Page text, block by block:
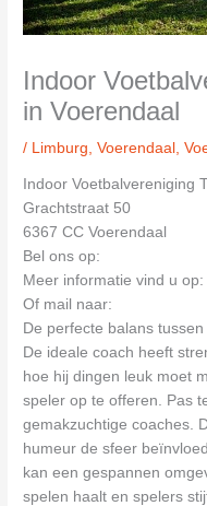
Indoor
in Voerendaal
/ Limburg ,Voerendaal ,
Indoor Voetbalvereniging
Grachtstraat 50
6367 CC Voerendaal
Bel ons op:
Meer informatie vind u op:
Of mail naar:
De perfecte balans
De ideale coach heeft
hoe hij dingen leuk moet
speler op te offeren. Pas
gemakzuchtige coaches.
humeur de sfeer
kan een gespannen
spelen haalt en spelers